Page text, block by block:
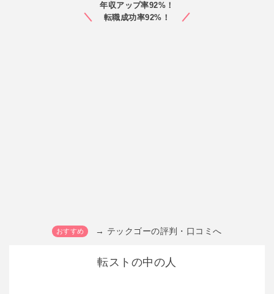
年収アップ率92%！
転職成功率92%！
→ テックゴーの評判・口コミへ
転ストの中の人